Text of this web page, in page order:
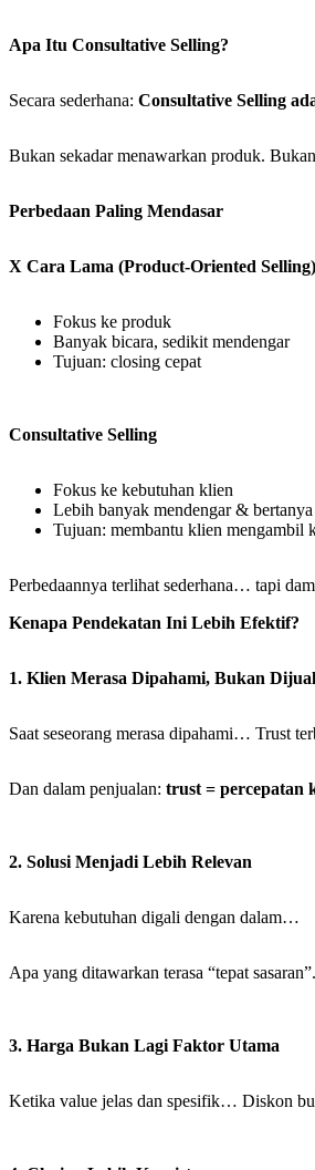
Apa Itu Consultative Selling?
Secara sederhana: Consultative Selling
Bukan sekadar menawarkan produk.
Perbedaan Paling Mendasar
X Cara Lama (Product-Oriented Selling)
Fokus ke produk
Banyak bicara, sedikit mendengar
Tujuan: closing cepat
Consultative Selling
Fokus ke kebutuhan klien
Lebih banyak mendengar & bertanya
Tujuan: membantu klien mengambil
Perbedaannya terlihat sederhana… tapi
Kenapa Pendekatan Ini Lebih Efektif?
1. Klien Merasa Dipahami, Bukan
Saat seseorang merasa dipahami… Trust
Dan dalam penjualan: trust = percepatan
2. Solusi Menjadi Lebih Relevan
Karena kebutuhan digali dengan dalam…
Apa yang ditawarkan terasa “tepat
3. Harga Bukan Lagi Faktor Utama
Ketika value jelas dan spesifik… Diskon